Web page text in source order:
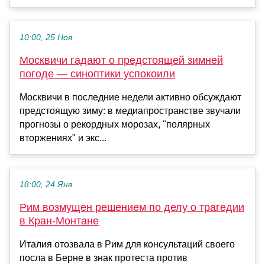
10:00, 25 Ноя
Москвичи гадают о предстоящей зимней
погоде — синоптики успокоили
Москвичи в последние недели активно обсуждают
предстоящую зиму: в медиапространстве звучали
прогнозы о рекордных морозах, "полярных
вторжениях" и экс...
18:00, 24 Янв
Рим возмущен решением по делу о трагедии
в Кран-Монтане
Италия отозвала в Рим для консультаций своего
посла в Берне в знак протеста против